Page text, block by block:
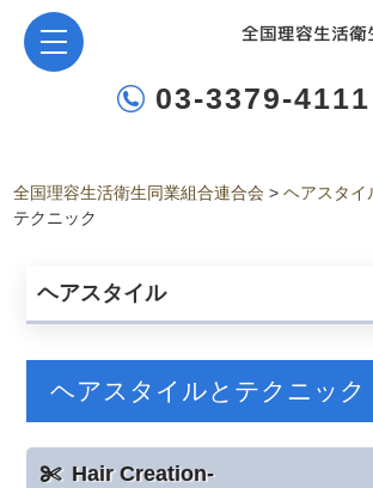
03-3379-4111
全国理容生活衛生同業組合連合会 >ヘアスタイ
テクニック
ヘアスタイル
ヘアスタイルとテクニック
Hair Creation-